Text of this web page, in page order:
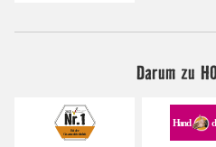
Darum zu